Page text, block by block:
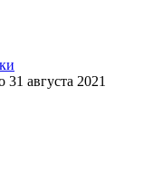
31 августа 2021